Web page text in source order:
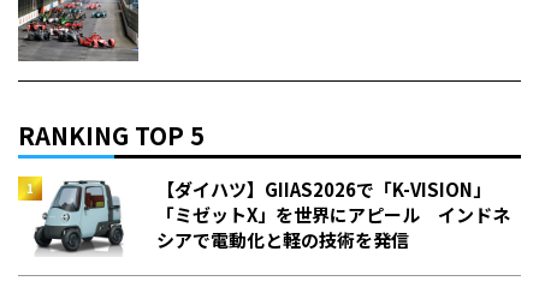
RANKING TOP 5
【ダイハツ】GIIAS2026で「K-VISION」
「ミゼットX」を世界にアピール インドネ
シアで電動化と軽の技術を発信